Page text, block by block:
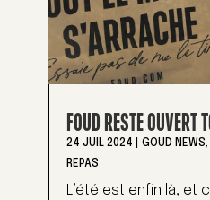
FOUD RESTE OUVERT
24 JUIL 2024 GOUD NEWS,
REPAS
L’été est enfin là, et